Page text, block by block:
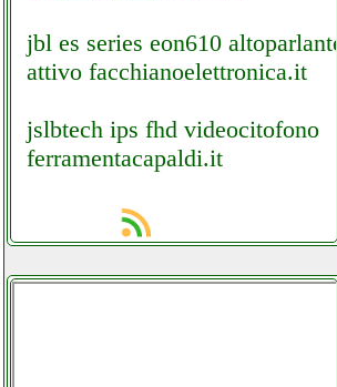
jbl es series eon610 altoparlante
attivo facchianoelettronica.it
jslbtech ips fhd videocitofono
ferramentacapaldi.it